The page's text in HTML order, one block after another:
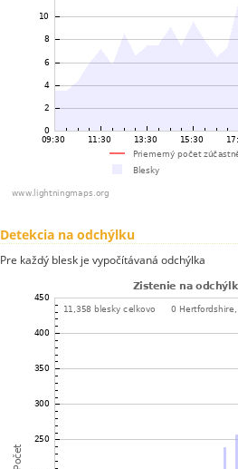
Detekcia na odchýlku
Pre každý blesk je vypočítávaná odchýlka